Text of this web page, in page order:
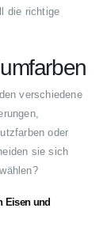
die richtige
verschiedene
oder
sie sich
Eisen und